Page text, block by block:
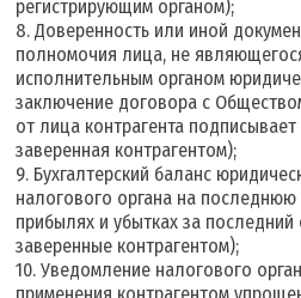
регистрирующим органом);
8. Доверенность или иной
полномочия лица, не
исполнительным органом
заключение договора с
от лица контрагента
заверенная контрагентом);
9. Бухгалтерский баланс
налогового органа на
прибылях и убытках за
заверенные контрагентом);
10. Уведомление налогового